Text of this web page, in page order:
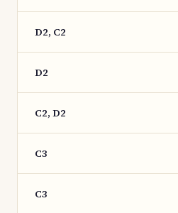
D2, C2
D2
C2, D2
C3
C3